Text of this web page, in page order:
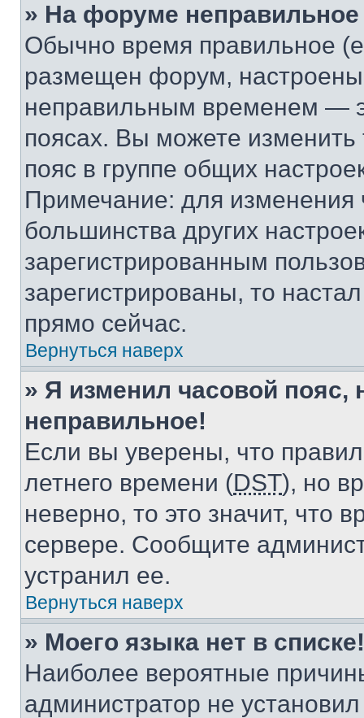
» На форуме
Обычно время правильное
размещен форум, настроены
неправильным временем —
поясах. Вы можете изменить
пояс в группе общих
Примечание: для изменения
большинства других
зарегистрированным
зарегистрированы, то
прямо сейчас.
Вернуться наверх
» Я изменил часовой пояс,
неправильное!
Если вы уверены, что
летнего времени (DST), но
неверно, то это значит, что
сервере. Сообщите
устранил ее.
Вернуться наверх
» Моего языка нет в списке!
Наиболее вероятные
администратор не